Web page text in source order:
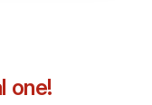
one!